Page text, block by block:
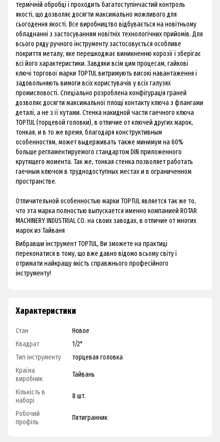
термічній обробці і проходить багатоступінчастий контроль
якості, що дозволяє досягти максимально можливого для
сьогодення якості. Все виробництво відбувається на новітньому
обладнанні з застосуванням новітніх технологічних прийомів. Для
всього рядуручного інструментузастосовується особливе
покриття металу, яке перешкоджає виникненню корозії і зберігає
всі його характеристики. Завдяки всім цим процесам, гайкові
ключі торгової марки TOPTUL витримують високі навантаження і
задовольняють вимоги всіх користувачів у всіх галузях
промисловості. Спеціально розроблена конфігурація граней
дозволяє досягти максимальної площі контакту ключа з флангами
деталі, а не з її кутами. Стенка накидной части гаечного ключа
TOPTUL (торцевой головки), в отличие от ключей других марок,
тонкая, и в то же время, благодаря конструктивным
особенностям, может выдерживать также минимум на 60%
больше регламентируемого стандартом DIN приложенного
крутящего момента. Так же, тонкая стенка позволяет работать
гаечным ключом в труднодоступных местах и в ограниченном
пространстве.
Отличительной особенностью марки TOPTUL является так же то,
что эта марка полностью выпускается именно компанией ROTAR
MACHINERY INDUSTRIAL CO. на своих заводах, в отличие от многих
марок из Тайваня
Вибравши інструмент TOPTUL, Ви зможете на практиці
переконатися в тому, що вже давно відомо всьому світу і
отримати найкращу якість справжнього професійного
інструменту!
Характеристики
Стан
Новое
Квадрат
1/2"
Тип інструменту
торцевая головка
Країна
виробник
Тайвань
Кількість в
наборі
8 шт.
Робочий
профіль
Пятигранник